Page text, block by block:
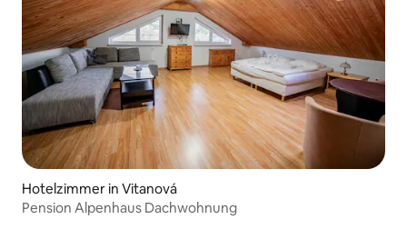
Hotelzimmer in Vitanová
Pension Alpenhaus Dachwohnung